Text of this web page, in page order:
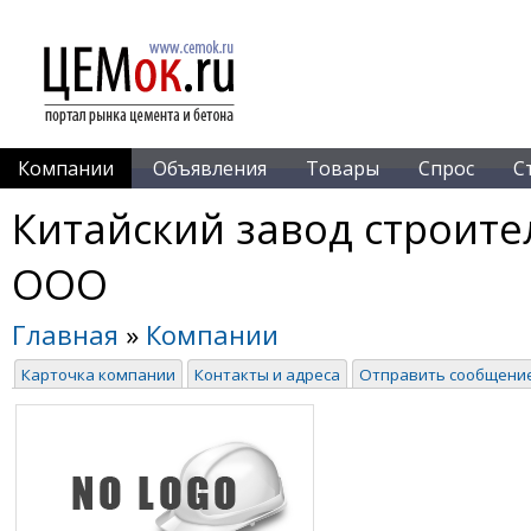
Компании Объявления Товары Спрос
Китайский завод
ООО
Главная » Компании
Карточка компании Контакты и адреса Отправить